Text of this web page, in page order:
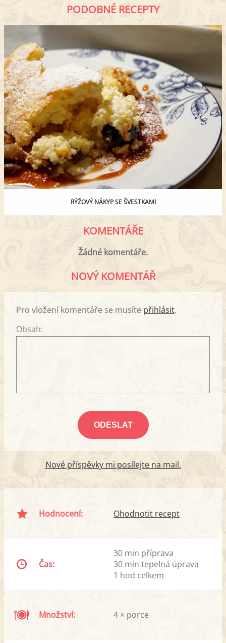
PODOBNÉ RECEPTY
RÝŽOVÝ NÁKYP SE ŠVESTKAMI
KOMENTÁŘE
Žádné komentáře.
NOVÝ KOMENTÁŘ
Pro vložení komentáře se musíte přihlásit.
Obsah:
Nové příspěvky mi posílejte na mail.
Hodnocení: Ohodnotit recept
Čas:
30 min příprava
30 min tepelná úprava
1 hod celkem
Množství: 4 × porce